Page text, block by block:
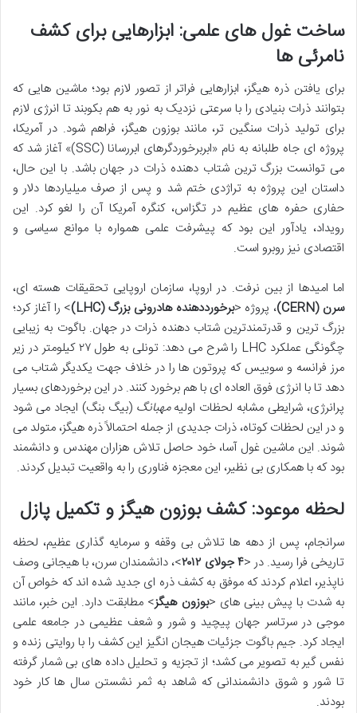
ساخت غول های علمی: ابزارهایی برای کشف
نامرئی ها
برای یافتن ذره هیگز، ابزارهایی فراتر از تصور لازم بود؛ ماشین هایی که
بتوانند ذرات بنیادی را با سرعتی نزدیک به نور به هم بکوبند تا انرژی لازم
برای تولید ذرات سنگین تر، مانند بوزون هیگز، فراهم شود. در آمریکا،
پروژه ای جاه طلبانه به نام «ابربرخوردگرهای ابررسانا (SSC)» آغاز شد که
می توانست بزرگ ترین شتاب دهنده ذرات در جهان باشد. با این حال،
داستان این پروژه به تراژدی ختم شد و پس از صرف میلیاردها دلار و
حفاری حفره های عظیم در تگزاس، کنگره آمریکا آن را لغو کرد. این
رویداد، یادآور این بود که پیشرفت علمی همواره با موانع سیاسی و
اقتصادی نیز روبرو است.
اما امیدها از بین نرفت. در اروپا، سازمان اروپایی تحقیقات هسته ای،
سرن (CERN)
، پروژه <برخورددهنده هادرونی بزرگ (LHC)
> را آغاز کرد؛
بزرگ ترین و قدرتمندترین شتاب دهنده ذرات در جهان. باگوت به زیبایی
چگونگی عملکرد LHC را شرح می دهد: تونلی به طول ۲۷ کیلومتر در زیر
مرز فرانسه و سوییس که پروتون ها را در خلاف جهت یکدیگر شتاب می
دهد تا با انرژی فوق العاده ای با هم برخورد کنند. در این برخوردهای بسیار
پرانرژی، شرایطی مشابه لحظات اولیهمهبانگ (بیگ بنگ) ایجاد می شود
و در این لحظات کوتاه، ذرات جدیدی از جمله احتمالاً ذره هیگز، متولد می
شوند. این ماشین غول آسا، خود حاصل تلاش هزاران مهندس و دانشمند
بود که با همکاری بی نظیر، این معجزه فناوری را به واقعیت تبدیل کردند.
لحظه موعود: کشف بوزون هیگز و تکمیل پازل
سرانجام، پس از دهه ها تلاش بی وقفه و سرمایه گذاری عظیم، لحظه
تاریخی فرا رسید. در <۴ جولای ۲۰۱۲
>، دانشمندان سرن، با هیجانی وصف
ناپذیر، اعلام کردند که موفق به کشف ذره ای جدید شده اند که خواص آن
به شدت با پیش بینی های <بوزون هیگز> مطابقت دارد. این خبر، مانند
موجی در سرتاسر جهان پیچید و شور و شعف عظیمی در جامعه علمی
ایجاد کرد. جیم باگوت جزئیات هیجان انگیز این کشف را با روایتی زنده و
نفس گیر به تصویر می کشد؛ از تجزیه و تحلیل داده های بی شمار گرفته
تا شور و شوق دانشمندانی که شاهد به ثمر نشستن سال ها کار خود
بودند.